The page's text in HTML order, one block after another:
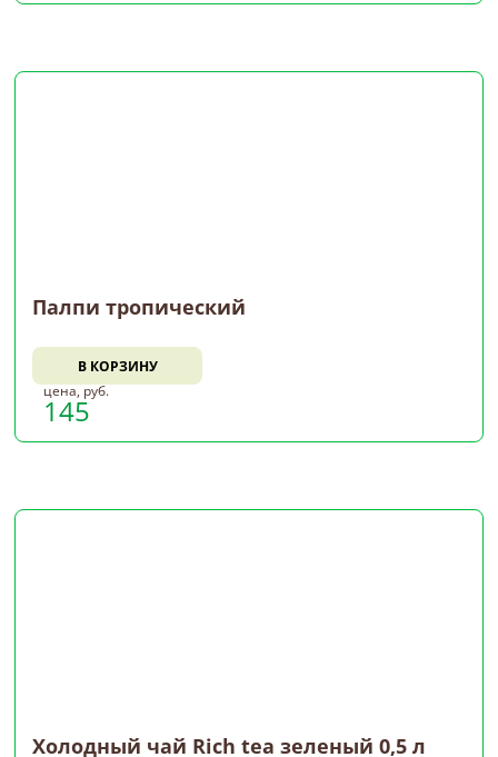
Палпи тропический
В КОРЗИНУ
цена, руб.
145
Холодный чай Rich tea зеленый 0,5 л